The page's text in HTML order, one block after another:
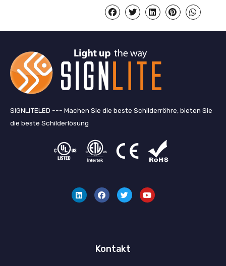
SIGNLITELED --- Machen Sie die beste Schilderröhre, bieten Sie
die beste Schilderlösung
n
k
e
c
e
b
i
t
t
u
t
u
Kontakt